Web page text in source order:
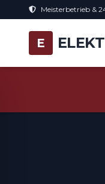
Meisterbetrieb &
E